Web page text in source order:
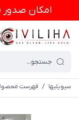
امكان صدور
سیویلیها / فهرست